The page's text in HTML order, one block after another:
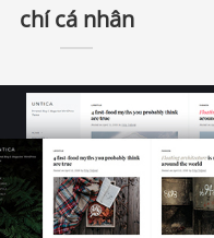
chí cá nhân